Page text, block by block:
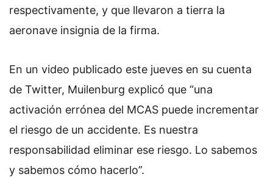
respectivamente, y que llevaron a tierra la
aeronave insignia de la firma.
En un video publicado este jueves en su cuenta
de Twitter, Muilenburg explicó que “una
activación errónea del MCAS puede incrementar
el riesgo de un accidente. Es nuestra
responsabilidad eliminar ese riesgo. Lo sabemos
y sabemos cómo hacerlo”.